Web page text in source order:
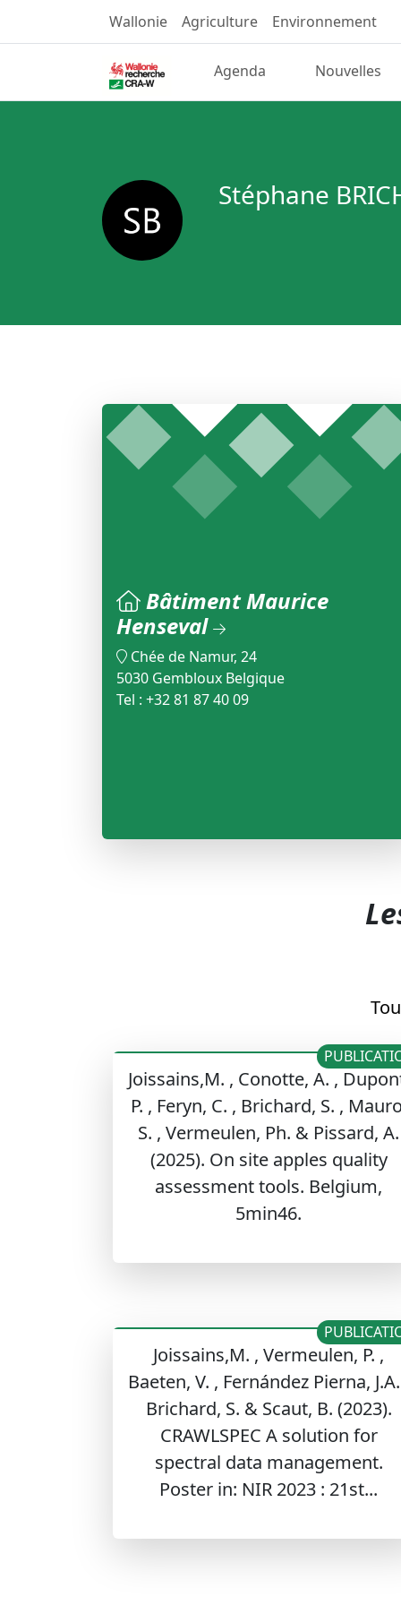
Wallonie Agriculture Environnement
Agenda Nouvelles
Stéphane
Bâtiment Maurice
Henseval
Chée de Namur, 24
5030 Gembloux Belgique
Tel : +32 81 87 40 09
Joissains,M. , Conotte, A. ,
P. , Feryn, C. , Brichard, S. ,
S. , Vermeulen, Ph. & Pissard, A.
(2025). On site apples quality
assessment tools. Belgium,
5min46.
Joissains,M. , Vermeulen, P. ,
Baeten, V. , Fernández Pierna,
Brichard, S. & Scaut, B. (2023).
CRAWLSPEC A solution for
spectral data management.
Poster in: NIR 2023 : 21st...